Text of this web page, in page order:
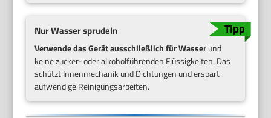
Nur Wasser sprudeln
Verwende das Gerät ausschließlich für Wasserund
keine zucker- oder alkoholführenden Flüssigkeiten. Das
schützt Innenmechanik und Dichtungen und erspart
aufwendige Reinigungsarbeiten.